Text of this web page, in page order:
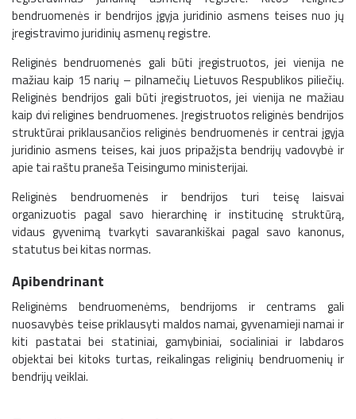
bendruomenės ir bendrijos įgyja juridinio asmens teises nuo jų
įregistravimo juridinių asmenų registre.
Religinės bendruomenės gali būti įregistruotos, jei vienija ne
mažiau kaip 15 narių – pilnamečių Lietuvos Respublikos piliečių.
Religinės bendrijos gali būti įregistruotos, jei vienija ne mažiau
kaip dvi religines bendruomenes. Įregistruotos religinės bendrijos
struktūrai priklausančios religinės bendruomenės ir centrai įgyja
juridinio asmens teises, kai juos pripažįsta bendrijų vadovybė ir
apie tai raštu praneša Teisingumo ministerijai.
Religinės bendruomenės ir bendrijos turi teisę laisvai
organizuotis pagal savo hierarchinę ir institucinę struktūrą,
vidaus gyvenimą tvarkyti savarankiškai pagal savo kanonus,
statutus bei kitas normas.
Apibendrinant
Religinėms bendruomenėms, bendrijoms ir centrams gali
nuosavybės teise priklausyti maldos namai, gyvenamieji namai ir
kiti pastatai bei statiniai, gamybiniai, socialiniai ir labdaros
objektai bei kitoks turtas, reikalingas religinių bendruomenių ir
bendrijų veiklai.